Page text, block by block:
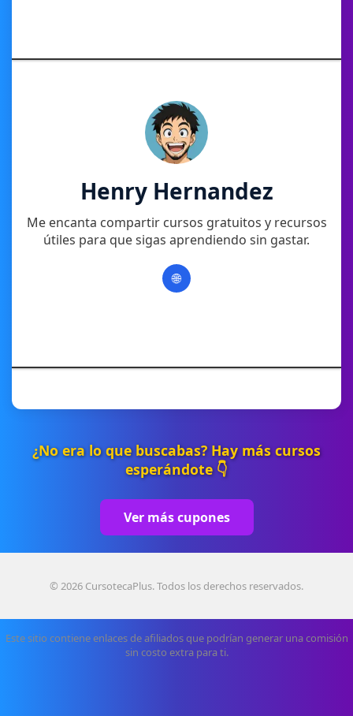
Henry Hernandez
Me encanta compartir cursos gratuitos y recursos
útiles para que sigas aprendiendo sin gastar.
🌐
¿No era lo que buscabas? Hay más cursos
esperándote 👇
Ver más cupones
© 2026 CursotecaPlus. Todos los derechos reservados.
Este sitio contiene enlaces de afiliados que podrían generar una comisión
sin costo extra para ti.